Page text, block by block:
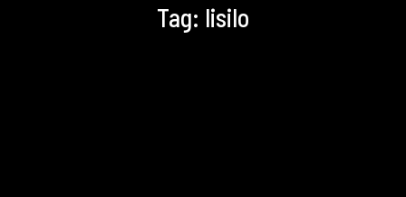
Tag: lisilo